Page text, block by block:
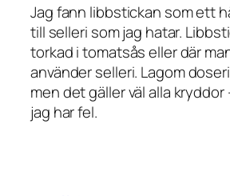
Jag fann libbstickan som ett
till selleri som jag hatar.
torkad i tomatsås eller där
använder selleri. Lagom
men det gäller väl alla kryddor
jag har fel.